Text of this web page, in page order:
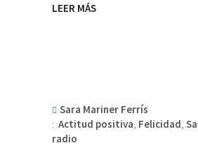
LEER MÁS
Sara Mariner Ferrís
Actitud positiva, Felicidad,
radio